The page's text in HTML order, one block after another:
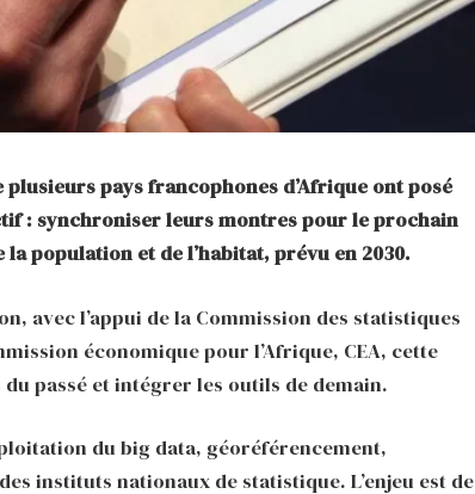
pays francophones d’Afrique ont posé
: synchroniser leurs montres pour le prochain
population et de l’habitat, prévu en 2030.
avec l’appui de la Commission des statistiques
économique pour l’Afrique, CEA, cette
passé et intégrer les outils de demain.
du big data, géoréférencement,
instituts nationaux de statistique. L’enjeu est de